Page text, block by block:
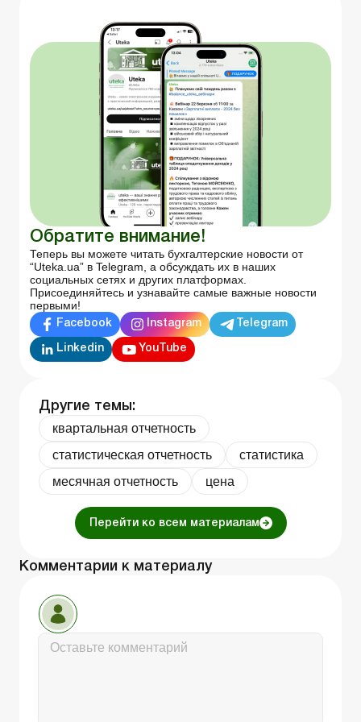
Обратите внимание!
Теперь вы можете читать бухгалтерские новости от
“Uteka.ua” в Telegram, а обсуждать их в наших
социальных сетях и других платформах.
Присоединяйтесь и узнавайте самые важные новости
первыми!
Facebook Instagram Telegram
Linkedin YouTube
Другие темы:
квартальная отчетность
статистическая отчетность
статистика
месячная отчетность
цена
Перейти ко всем материалам
Комментарии к материалу